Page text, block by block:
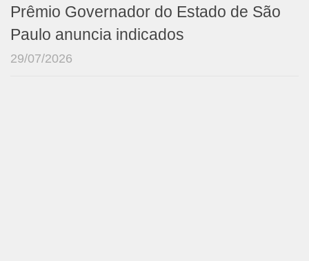
Prêmio Governador do Estado de São
Paulo anuncia indicados
29/07/2026